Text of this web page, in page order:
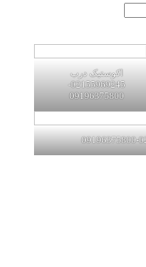
اکوستیک درب
02155969245-
09196375800